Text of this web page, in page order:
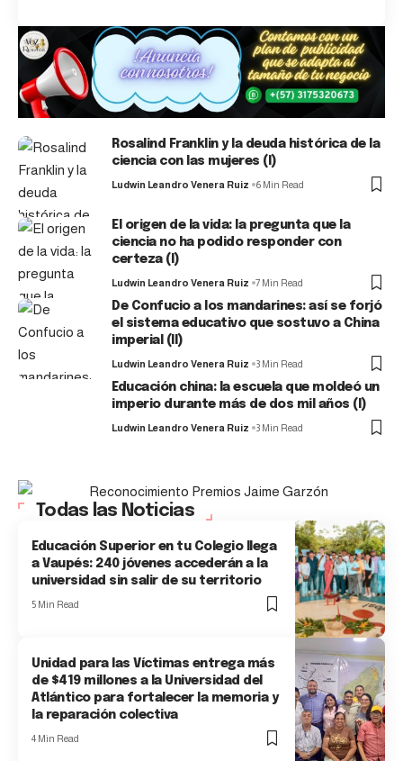
Rosalind Franklin y la deuda histórica de la
ciencia con las mujeres (I)
Ludwin Leandro Venera Ruiz 6 Min Read
El origen de la vida: la pregunta que la
ciencia no ha podido responder con
certeza (I)
Ludwin Leandro Venera Ruiz 7 Min Read
De Confucio a los mandarines: así se forjó
el sistema educativo que sostuvo a China
imperial (II)
Ludwin Leandro Venera Ruiz 3 Min Read
Educación china: la escuela que moldeó un
imperio durante más de dos mil años (I)
Ludwin Leandro Venera Ruiz 3 Min Read
Todas las Noticias
Educación Superior en tu Colegio llega
a Vaupés: 240 jóvenes accederán a la
universidad sin salir de su territorio
5 Min Read
Unidad para las Víctimas entrega más
de $419 millones a la Universidad del
Atlántico para fortalecer la memoria y
la reparación colectiva
4 Min Read